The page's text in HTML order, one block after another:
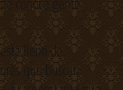
lleno de
que buscan